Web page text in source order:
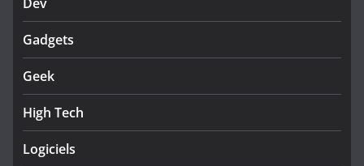
Gadgets
Geek
High Tech
Logiciels